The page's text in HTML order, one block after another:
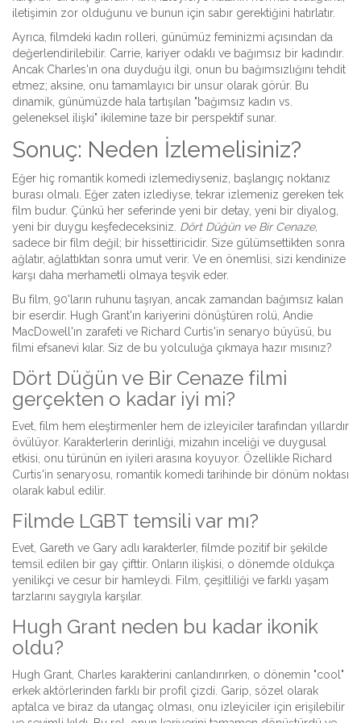
iletişimin zor olduğunu ve bunun için sabır gerektiğini hatırlatır.
Ayrıca, filmdeki kadın rolleri, günümüz feminizmi açısından da
değerlendirilebilir. Carrie, kariyer odaklı ve bağımsız bir kadındır.
Ancak Charles'ın ona duyduğu ilgi, onun bu bağımsızlığını tehdit
etmez; aksine, onu tamamlayıcı bir unsur olarak görür. Bu
dinamik, günümüzde hala tartışılan "bağımsız kadın vs.
geleneksel ilişki" ikilemine taze bir perspektif sunar.
Sonuç: Neden İzlemelisiniz?
Eğer hiç romantik komedi izlemediyseniz, başlangıç noktanız
burası olmalı. Eğer zaten izlediyse, tekrar izlemeniz gereken tek
film budur. Çünkü her seferinde yeni bir detay, yeni bir diyalog,
yeni bir duygu keşfedeceksiniz. Dört Düğün ve Bir Cenaze,
sadece bir film değil; bir hissettiricidir. Size gülümsettikten sonra
ağlatır, ağlattıktan sonra umut verir. Ve en önemlisi, sizi kendinize
karşı daha merhametli olmaya teşvik eder.
Bu film, 90'ların ruhunu taşıyan, ancak zamandan bağımsız kalan
bir eserdir. Hugh Grant'ın kariyerini dönüştüren rolü, Andie
MacDowell'ın zarafeti ve Richard Curtis'in senaryo büyüsü, bu
filmi efsanevi kılar. Siz de bu yolculuğa çıkmaya hazır mısınız?
Dört Düğün ve Bir Cenaze filmi
gerçekten o kadar iyi mi?
Evet, film hem eleştirmenler hem de izleyiciler tarafından yıllardır
övülüyor. Karakterlerin derinliği, mizahın inceliği ve duygusal
etkisi, onu türünün en iyileri arasına koyuyor. Özellikle Richard
Curtis'in senaryosu, romantik komedi tarihinde bir dönüm noktası
olarak kabul edilir.
Filmde LGBT temsili var mı?
Evet, Gareth ve Gary adlı karakterler, filmde pozitif bir şekilde
temsil edilen bir gay çifttir. Onların ilişkisi, o dönemde oldukça
yenilikçi ve cesur bir hamleydi. Film, çeşitliliği ve farklı yaşam
tarzlarını saygıyla karşılar.
Hugh Grant neden bu kadar ikonik
oldu?
Hugh Grant, Charles karakterini canlandırırken, o dönemin "cool"
erkek aktörlerinden farklı bir profil çizdi. Garip, sözel olarak
aptalca ve biraz da utangaç olması, onu izleyiciler için erişilebilir